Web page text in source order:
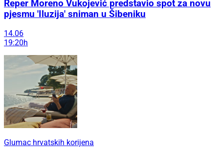
Reper Moreno Vukojević predstavio spot za novu
pjesmu 'Iluzija' sniman u Šibeniku
14.06
19:20h
Glumac hrvatskih korijena